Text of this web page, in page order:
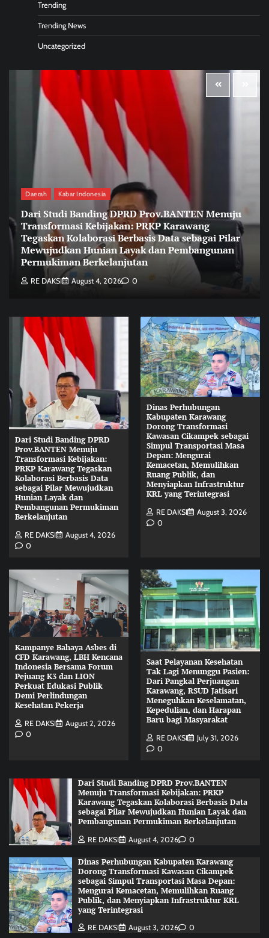
Trending
Trending News
Uncategorized
Daerah Kabar Indonesia
Dari Studi Banding DPRD Prov.BANTEN Menuju
Transformasi Kebijakan: PRKP Karawang
Tegaskan Kolaborasi Berbasis Data sebagai Pilar
Mewujudkan Hunian Layak dan Pembangunan
Permukiman Berkelanjutan
RE DAKSI August 4, 2026 0
Dari Studi Banding DPRD
Prov.BANTEN Menuju
Transformasi Kebijakan:
PRKP Karawang Tegaskan
Kolaborasi Berbasis Data
sebagai Pilar Mewujudkan
Hunian Layak dan
Pembangunan Permukiman
Berkelanjutan
RE DAKSI
August 4, 2026
0
Dinas Perhubungan
Kabupaten Karawang
Dorong Transformasi
Kawasan Cikampek sebagai
Simpul Transportasi Masa
Depan: Mengurai
Kemacetan, Memulihkan
Ruang Publik, dan
Menyiapkan Infrastruktur
KRL yang Terintegrasi
RE DAKSI
August 3, 2026
0
Kampanye Bahaya Asbes di
CFD Karawang, LBH Kencana
Indonesia Bersama Forum
Pejuang K3 dan LION
Perkuat Edukasi Publik
Demi Perlindungan
Kesehatan Pekerja
RE DAKSI
August 2, 2026
0
Saat Pelayanan Kesehatan
Tak Lagi Menunggu Pasien:
Dari Pangkal Perjuangan
Karawang, RSUD Jatisari
Meneguhkan Keselamatan,
Kepedulian, dan Harapan
Baru bagi Masyarakat
RE DAKSI
July 31, 2026
0
Dari Studi Banding DPRD Prov.BANTEN
Menuju Transformasi Kebijakan: PRKP
Karawang Tegaskan Kolaborasi Berbasis Data
sebagai Pilar Mewujudkan Hunian Layak dan
Pembangunan Permukiman Berkelanjutan
RE DAKSI August 4, 2026 0
Dinas Perhubungan Kabupaten Karawang
Dorong Transformasi Kawasan Cikampek
sebagai Simpul Transportasi Masa Depan:
Mengurai Kemacetan, Memulihkan Ruang
Publik, dan Menyiapkan Infrastruktur KRL
yang Terintegrasi
RE DAKSI August 3, 2026 0